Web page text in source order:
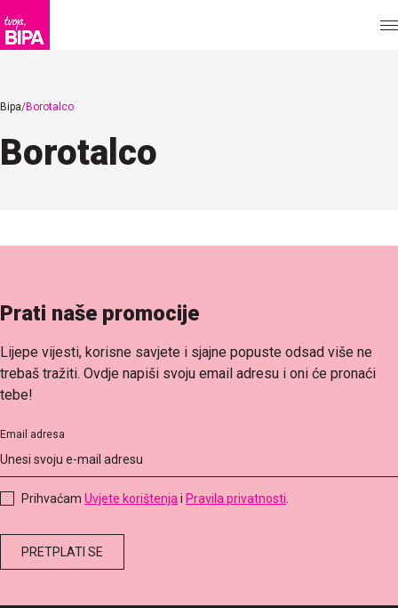
Bipa Borotalco
Borotalco
Prati naše promocije
Lijepe vijesti, korisne savjete i sjajne popuste odsad više ne
trebaš tražiti. Ovdje napiši svoju email adresu i oni će pronaći
tebe!
Email adresa
Prihvaćam Uvjete korištenja i Pravila privatnosti